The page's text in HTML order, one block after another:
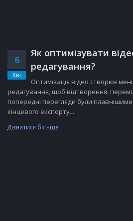
6
Кві
Як оптимізувати
редагування?
Оптимізація відео створює
редагування, щоб відтворення,
попередні перегляди були плавнішими
кінцевого експорту....
Дізнатися більше